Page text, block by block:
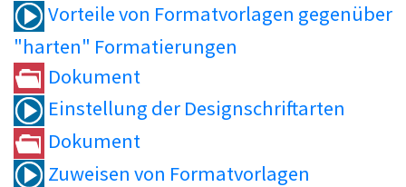
Vorteile von Formatvorlagen gegenüber
"harten" Formatierungen
Dokument
Einstellung der Designschriftarten
Dokument
Zuweisen von Formatvorlagen